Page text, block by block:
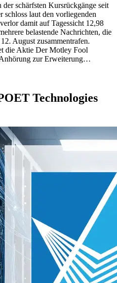
schärfsten Kursrückgänge seit
schloss laut den vorliegenden
damit auf Tagessicht 12,98
belastende Nachrichten, die
August zusammentrafen.
die Aktie Der Motley Fool
zur Erweiterung…
Technologies